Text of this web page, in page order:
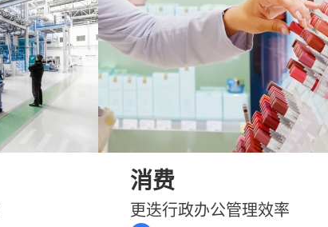
消费
更迭行政办公管理效率